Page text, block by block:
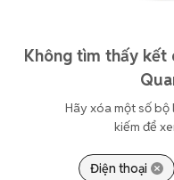
Không tìm thấy kết
Hãy xóa một số bộ
kiếm để
Điện thoại